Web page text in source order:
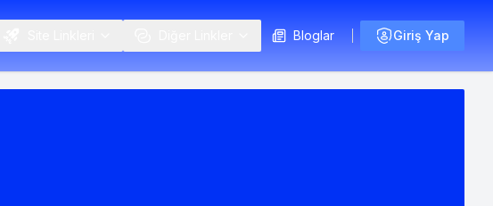
Bloglar Giriş Yap